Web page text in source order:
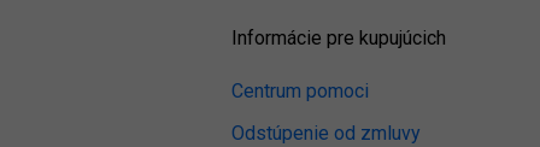
Informácie pre kupujúcich
Centrum pomoci
Odstúpenie od zmluvy